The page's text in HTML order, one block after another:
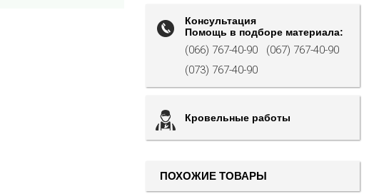
Консультация
Помощь в подборе материала:
(066) 767-40-90
(067) 767-40-90
(073) 767-40-90
Кровельные работы
ПОХОЖИЕ ТОВАРЫ